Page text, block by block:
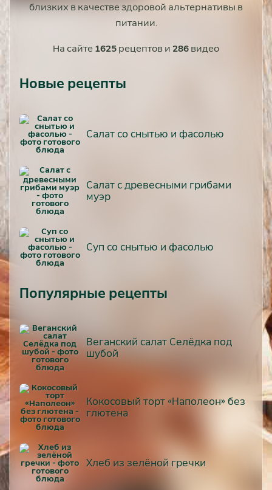
близких в качестве здоровой альтернативы в
питании.
На сайте 1625 рецептов и 286 видео
Новые рецепты
Салат со снытью и фасолью
Салат с древесными грибами
муэр
Суп со снытью и фасолью
Популярные рецепты
Веганский салат Селёдка под
шубой
Кокосовый торт «Наполеон» без
глютена
Хлеб из зелёной гречки